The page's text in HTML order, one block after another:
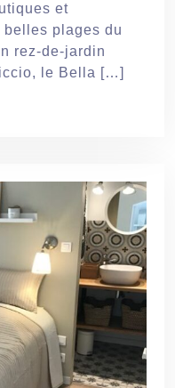
et
plages du
rez-de-jardin
le Bella […]